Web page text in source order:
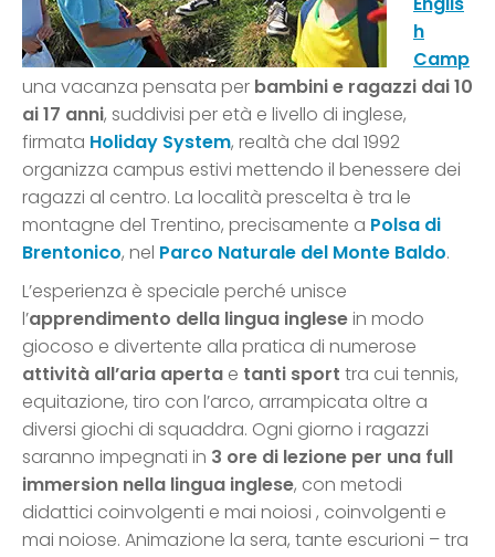
h
Camp
una vacanza pensata per bambini e ragazzi dai 10
ai 17 anni, suddivisi per età e livello di inglese,
firmata Holiday System, realtà che dal 1992
organizza campus estivi mettendo il benessere dei
ragazzi al centro. La località prescelta è tra le
montagne del Trentino, precisamente a Polsa di
Brentonico, nel Parco Naturale del Monte Baldo.
L’esperienza è speciale perché unisce
l’apprendimento della lingua inglesein modo
giocoso e divertente alla pratica di numerose
attività all’aria aperta e tanti sport tra cui tennis,
equitazione, tiro con l’arco, arrampicata oltre a
diversi giochi di squaddra. Ogni giorno i ragazzi
saranno impegnati in 3 ore di lezione per una full
immersion nella lingua inglese, con metodi
didattici coinvolgenti e mai noiosi , coinvolgenti e
mai noiose. Animazione la sera, tante escurioni – tra